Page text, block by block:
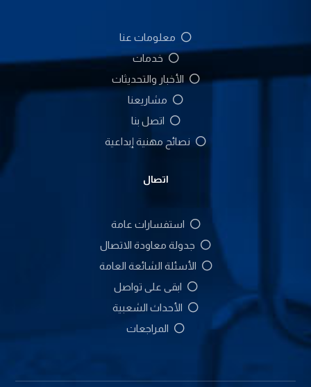
معلومات عنا
خدمات
الأخبار والتحديثات
مشاريعنا
اتصل بنا
نصائح مهنية إبداعية
اتصال
استفسارات عامة
جدولة معاودة الاتصال
الأسئلة الشائعة العامة
ابقى على تواصل
الأحداث الشعبية
المراجعات